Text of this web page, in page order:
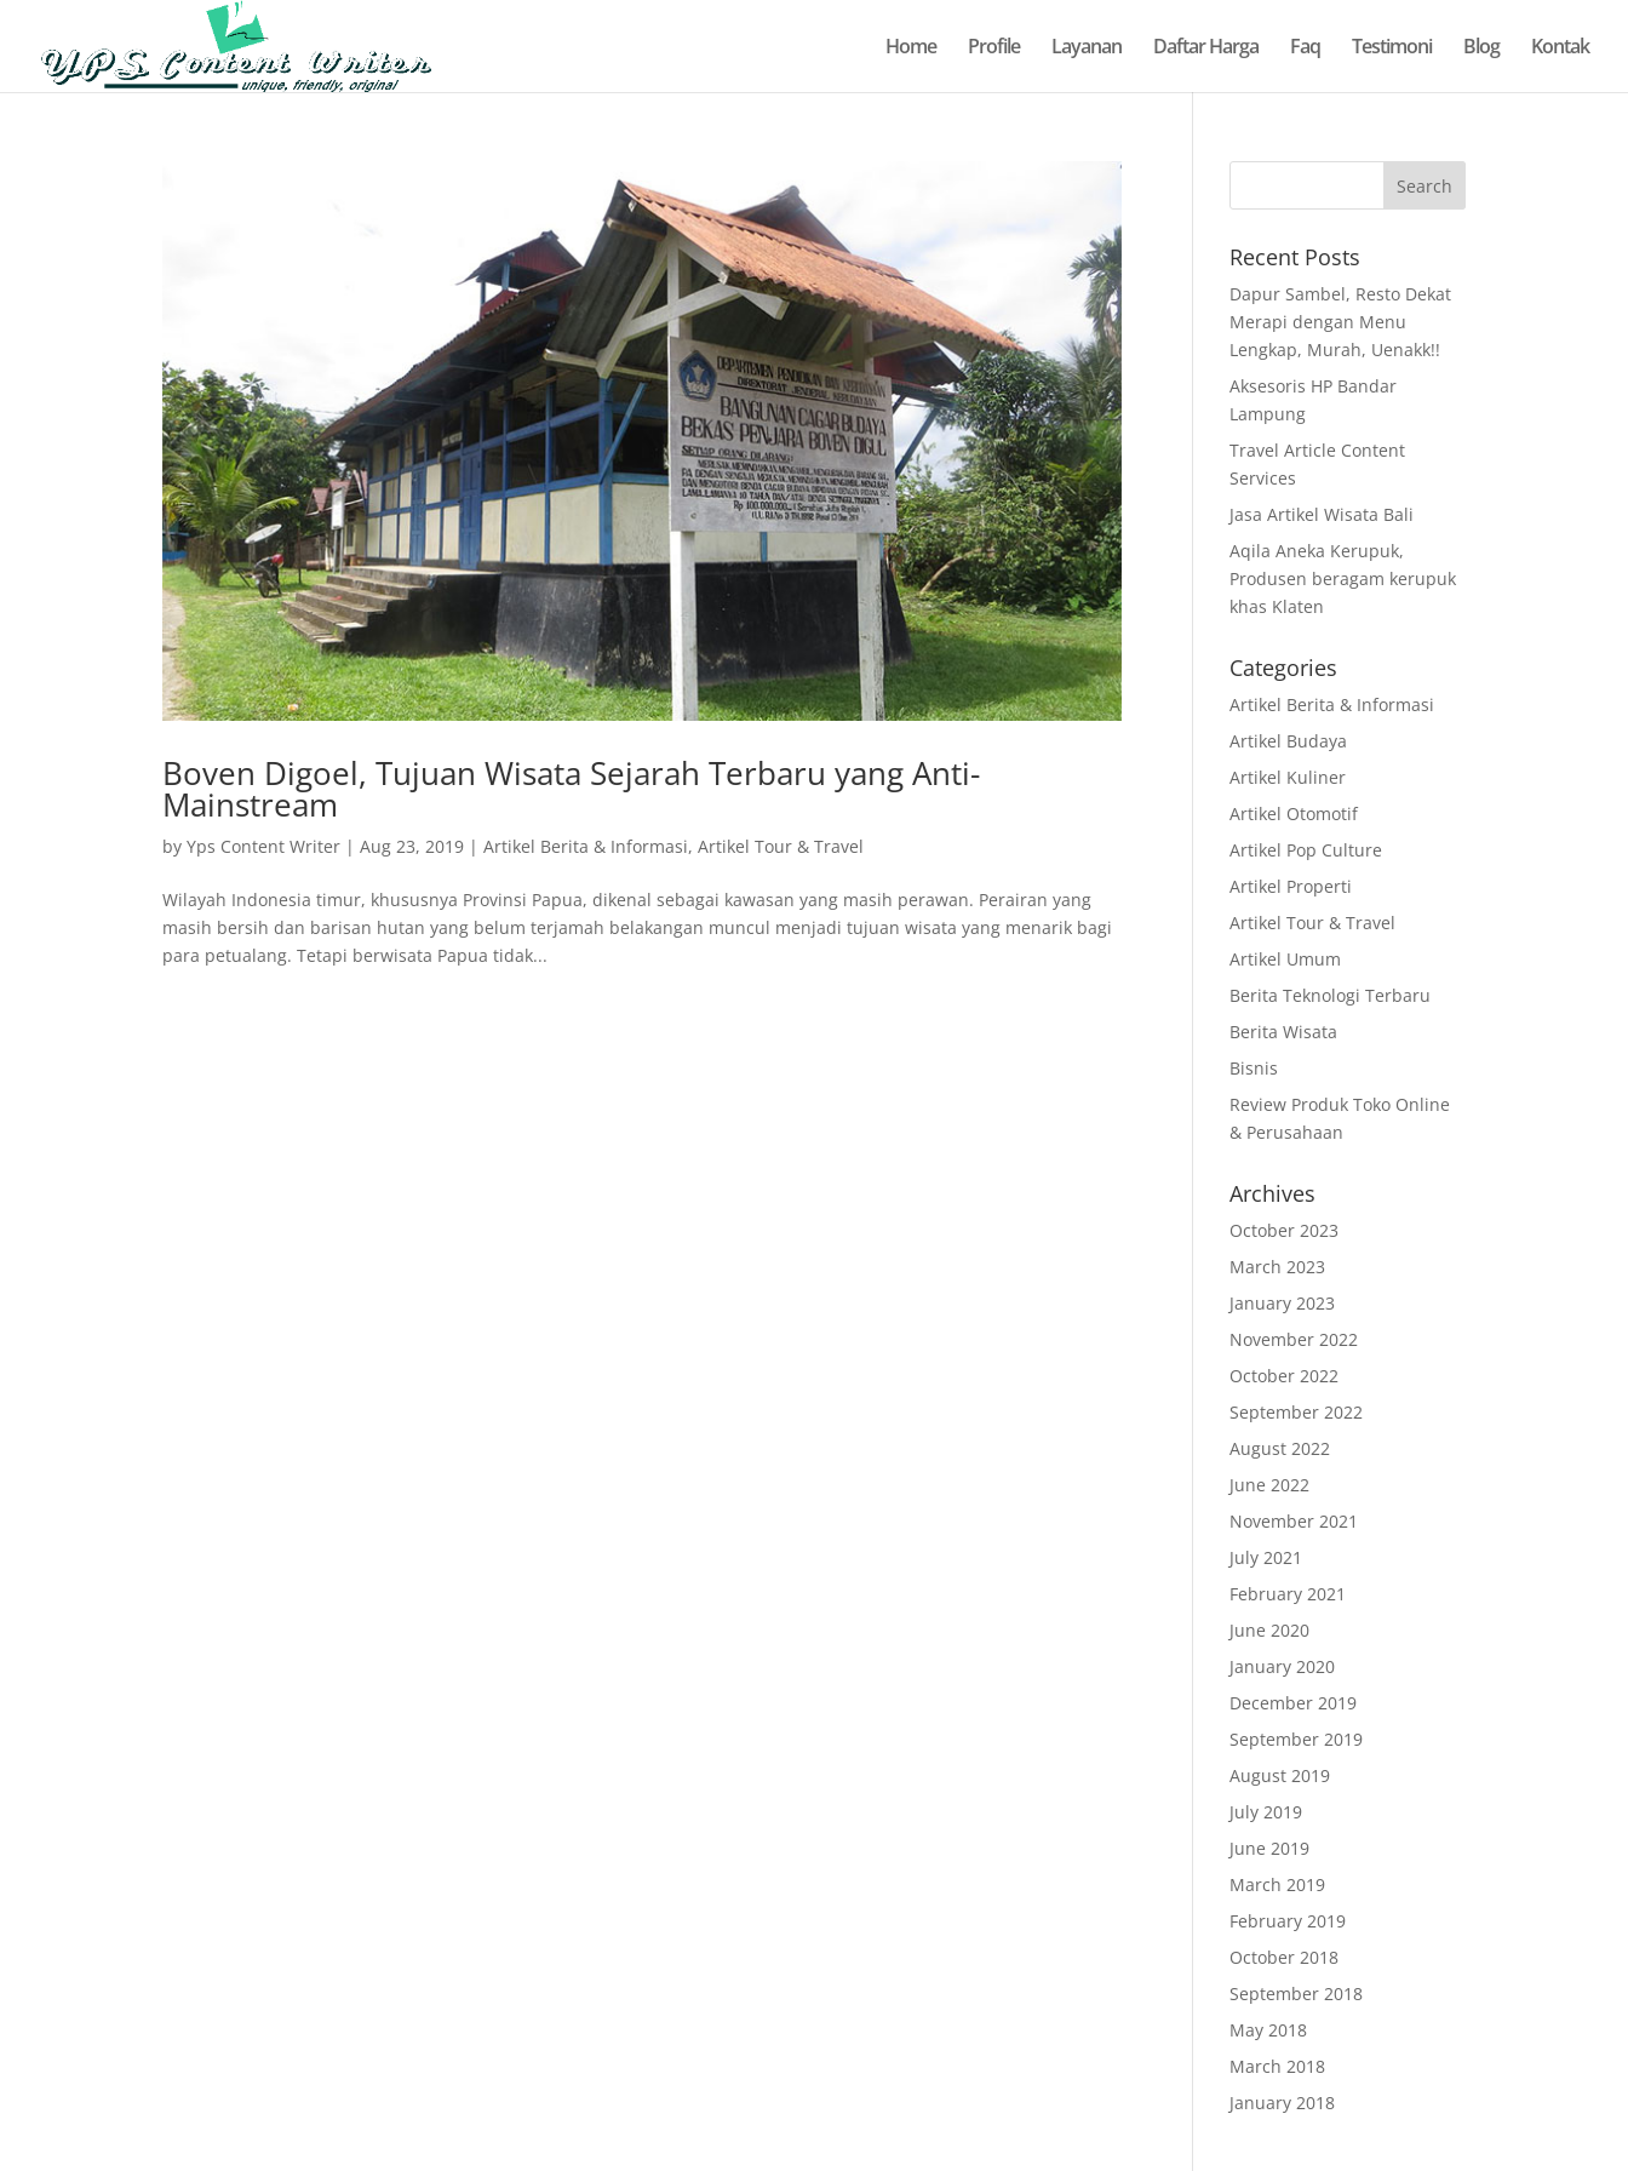
Home Profile Layanan Daftar Harga Faq Testimoni Blog Kontak
Boven Digoel, Tujuan Wisata Sejarah Terbaru yang Anti-
Mainstream
byYps Content Writer |Aug 23, 2019 |Artikel Berita & Informasi,Artikel Tour & Travel
Wilayah Indonesia timur, khususnya Provinsi Papua, dikenal sebagai kawasan yang masih perawan. Perairan yang
masih bersih dan barisan hutan yang belum terjamah belakangan muncul menjadi tujuan wisata yang menarik bagi
para petualang. Tetapi berwisata Papua tidak...
Recent Posts
Dapur Sambel, Resto Dekat
Merapi dengan Menu
Lengkap, Murah, Uenakk!!
Aksesoris HP Bandar
Lampung
Travel Article Content
Services
Jasa Artikel Wisata Bali
Aqila Aneka Kerupuk,
Produsen beragam kerupuk
khas Klaten
Categories
Artikel Berita & Informasi
Artikel Budaya
Artikel Kuliner
Artikel Otomotif
Artikel Pop Culture
Artikel Properti
Artikel Tour & Travel
Artikel Umum
Berita Teknologi Terbaru
Berita Wisata
Bisnis
Review Produk Toko Online
& Perusahaan
Archives
October 2023
March 2023
January 2023
November 2022
October 2022
September 2022
August 2022
June 2022
November 2021
July 2021
February 2021
June 2020
January 2020
December 2019
September 2019
August 2019
July 2019
June 2019
March 2019
February 2019
October 2018
September 2018
May 2018
March 2018
January 2018